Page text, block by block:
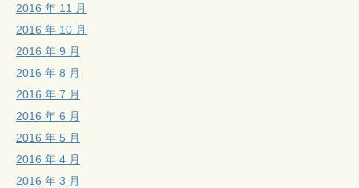
2016 年 11 月
2016 年 10 月
2016 年 9 月
2016 年 8 月
2016 年 7 月
2016 年 6 月
2016 年 5 月
2016 年 4 月
2016 年 3 月